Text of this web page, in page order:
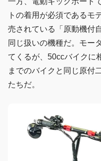
トの着用が必須であるモ
売されている「原動機付
同じ扱いの機種だ。モー
てくるが、50ccバイクに
までのバイクと同じ原付
たちだ。